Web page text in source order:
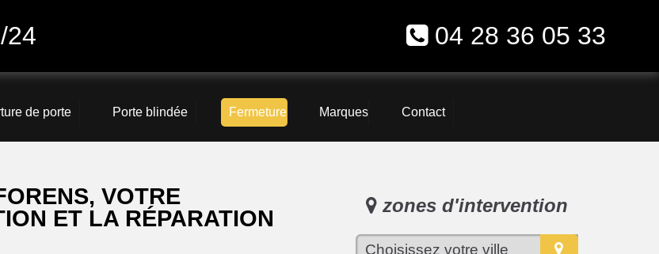
24 04 28 36 05 33
de porte Porte blindée Fermeture Marques Contact
VOTRE
ET LA RÉPARATION
zones d'intervention